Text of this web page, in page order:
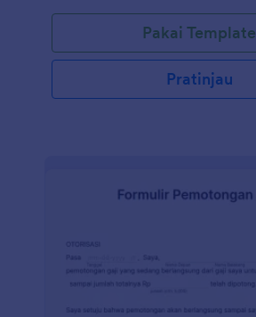
Pakai Template
Pratinjau